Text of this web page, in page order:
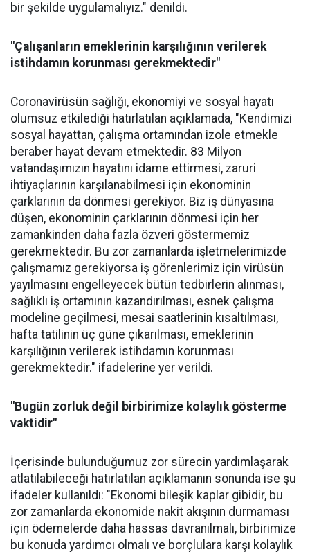
bir şekilde uygulamalıyız." denildi.
"Çalışanların emeklerinin karşılığının verilerek
istihdamın korunması gerekmektedir"
Coronavirüsün sağlığı, ekonomiyi ve sosyal hayatı
olumsuz etkilediği hatırlatılan açıklamada, "Kendimizi
sosyal hayattan, çalışma ortamından izole etmekle
beraber hayat devam etmektedir. 83 Milyon
vatandaşımızın hayatını idame ettirmesi, zaruri
ihtiyaçlarının karşılanabilmesi için ekonominin
çarklarının da dönmesi gerekiyor. Biz iş dünyasına
düşen, ekonominin çarklarının dönmesi için her
zamankinden daha fazla özveri göstermemiz
gerekmektedir. Bu zor zamanlarda işletmelerimizde
çalışmamız gerekiyorsa iş görenlerimiz için virüsün
yayılmasını engelleyecek bütün tedbirlerin alınması,
sağlıklı iş ortamının kazandırılması, esnek çalışma
modeline geçilmesi, mesai saatlerinin kısaltılması,
hafta tatilinin üç güne çıkarılması, emeklerinin
karşılığının verilerek istihdamın korunması
gerekmektedir." ifadelerine yer verildi.
"Bugün zorluk değil birbirimize kolaylık gösterme
vaktidir"
İçerisinde bulunduğumuz zor sürecin yardımlaşarak
atlatılabileceği hatırlatılan açıklamanın sonunda ise şu
ifadeler kullanıldı: "Ekonomi bileşik kaplar gibidir, bu
zor zamanlarda ekonomide nakit akışının durmaması
için ödemelerde daha hassas davranılmalı, birbirimize
bu konuda yardımcı olmalı ve borçlulara karşı kolaylık